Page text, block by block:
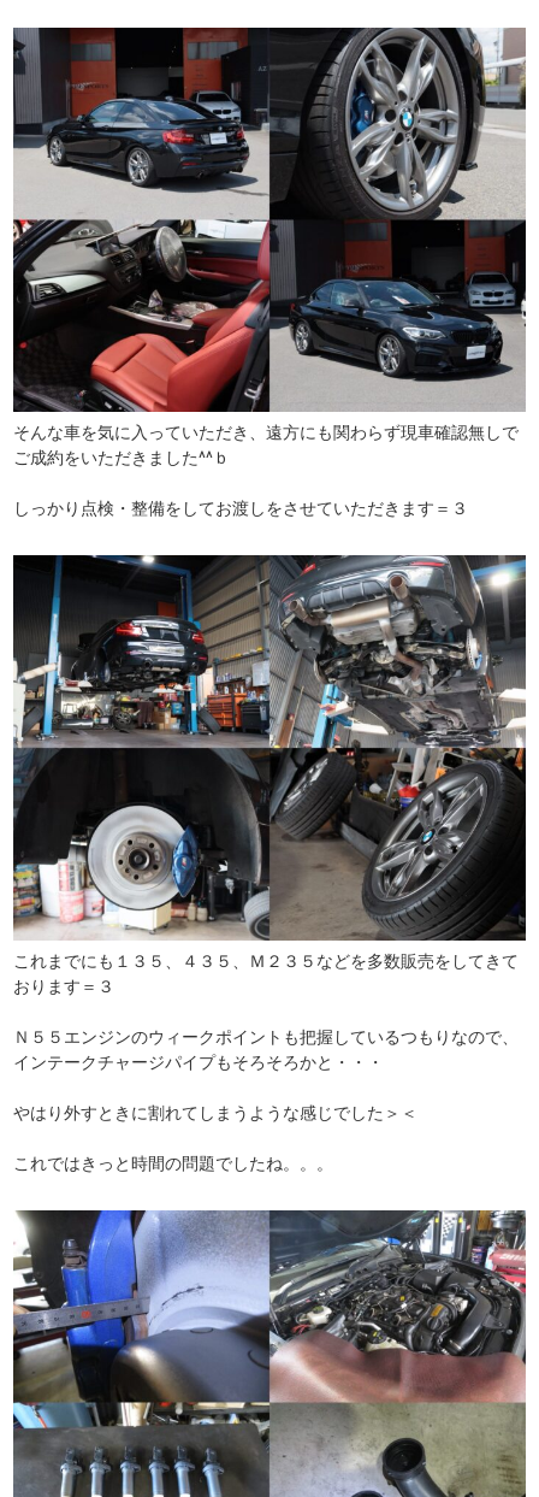
そんな車を気に入っていただき、遠方にも関わらず現車確認無しで
ご成約をいただきました^^ｂ
しっかり点検・整備をしてお渡しをさせていただきます＝３
これまでにも１３５、４３５、Ｍ２３５などを多数販売をしてきて
おります＝３
Ｎ５５エンジンのウィークポイントも把握しているつもりなので、
インテークチャージパイプもそろそろかと・・・
やはり外すときに割れてしまうような感じでした＞＜
これではきっと時間の問題でしたね。。。